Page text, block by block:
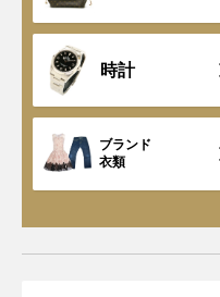
時計
ブランド
衣類